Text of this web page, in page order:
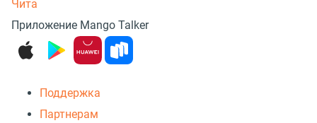
Чита
Приложение Mango Talker
Поддержка
Партнерам